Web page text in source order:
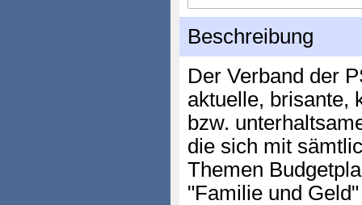
Beschreibung
Der Verband der
aktuelle, brisante,
bzw.
die sich mit
Themen
"Familie und